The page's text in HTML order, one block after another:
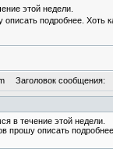
этой недели.
подробнее. Хоть
Заголовок сообщения:
в течение этой недели.
прошу описать